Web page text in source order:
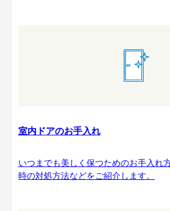
室内ドアのお手入れ
いつまでも美しく保つためのお手入れ
時の対処方法などをご紹介します。